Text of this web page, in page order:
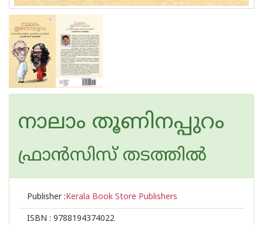
നാലാം തൂണിനപ്പുറം
ഫ്രാൻസിസ് തടത്തിൽ
Publisher :Kerala Book Store Publishers
ISBN : 9788194374022